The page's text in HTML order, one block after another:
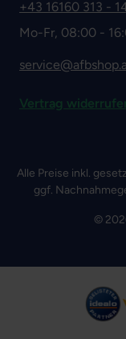
+43 16160 313 -
Mo-Fr, 08:00 -
Vertrag
Alle Preise inkl.
ggf.
©